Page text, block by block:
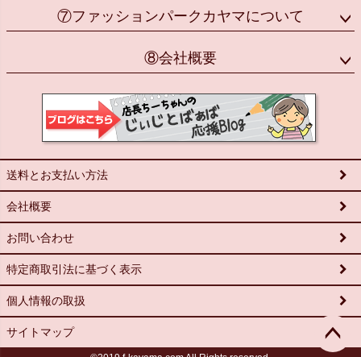
⑦ファッションパークカヤマについて
⑧会社概要
送料とお支払い方法
会社概要
お問い合わせ
特定商取引法に基づく表示
個人情報の取扱
サイトマップ